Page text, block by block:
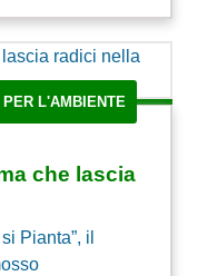
L'AMBIENTE
che lascia
Pianta”, il